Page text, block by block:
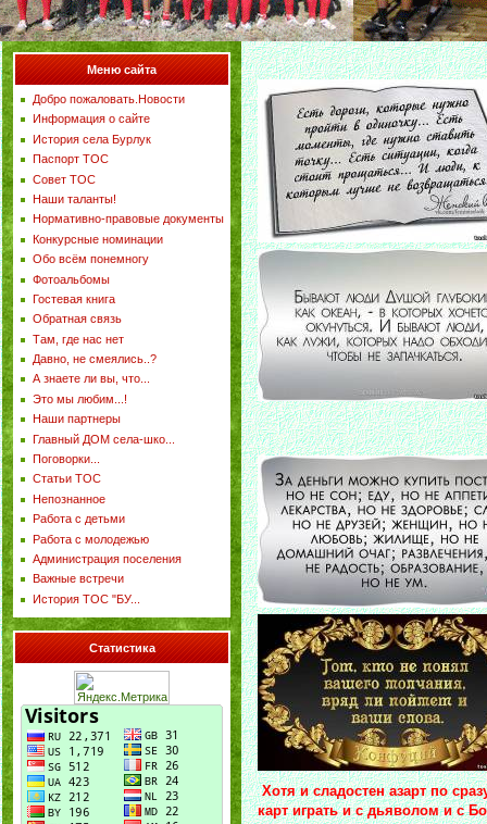
Меню сайта
Добро пожаловать.Новости
Информация о сайте
История села Бурлук
Паспорт ТОС
Совет ТОС
Наши таланты!
Нормативно-правовые документы
Конкурсные номинации
Обо всём понемногу
Фотоальбомы
Гостевая книга
Обратная связь
Там, где нас нет
Давно, не смеялись..?
А знаете ли вы, что...
Это мы любим...!
Наши партнеры
Главный ДОМ села-шко...
Поговорки...
Статьи ТОС
Непознанное
Работа с детьми
Работа с молодежью
Администрация поселения
Важные встречи
История ТОС "БУ...
Статистика
Хотя и сладостен азарт по
карт играть и с дьяволом и с